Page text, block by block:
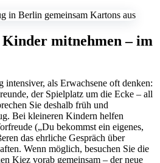
mitnehmen – im
als Erwachsene oft denken:
der Spielplatz um die Ecke – all
Sie deshalb früh und
Bei kleineren Kindern helfen
(„Du bekommst ein eigenes,
das ehrliche Gespräch über
Wenn möglich, besuchen Sie die
Kiez vorab gemeinsam – der neue